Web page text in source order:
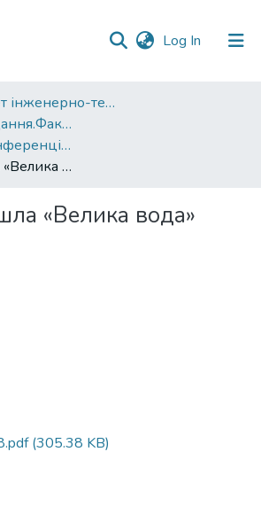
Log In (current)
Факультет інженерно-технологічний
Друковані видання.Факультет інженерно-технологічний
Статті, тези конференцій. Факультет інженерно-технологічний
Якщо прийшла «Велика вода»
«Велика вода»
(305.38 KB)